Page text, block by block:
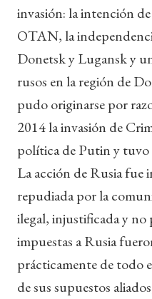
invasión: la intención
OTAN, la
Donetsk y Lugansk y
rusos en la región de
pudo originarse por
2014 la invasión de
política de Putin y tuvo
La acción de Rusia fue
repudiada por la
ilegal, injustificada y no
impuestas a Rusia
prácticamente de todo
de sus supuestos